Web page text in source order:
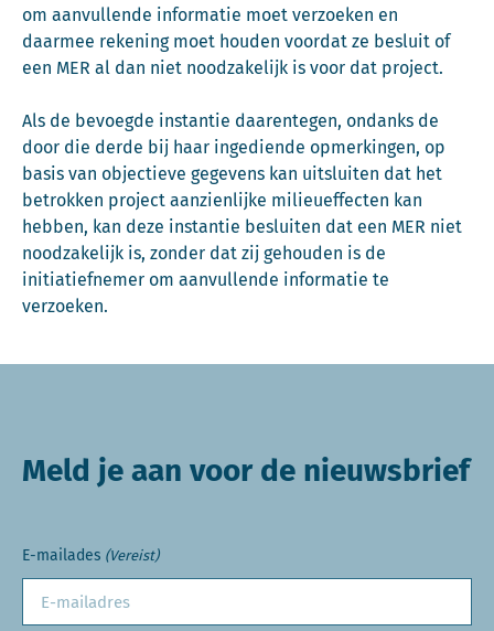
om aanvullende informatie moet verzoeken en
daarmee rekening moet houden voordat ze besluit of
een MER al dan niet noodzakelijk is voor dat project.
Als de bevoegde instantie daarentegen, ondanks de
door die derde bij haar ingediende opmerkingen, op
basis van objectieve gegevens kan uitsluiten dat het
betrokken project aanzienlijke milieueffecten kan
hebben, kan deze instantie besluiten dat een MER niet
noodzakelijk is, zonder dat zij gehouden is de
initiatiefnemer om aanvullende informatie te
verzoeken.
Meld je aan voor de nieuwsbrief
E-mailades (Vereist)